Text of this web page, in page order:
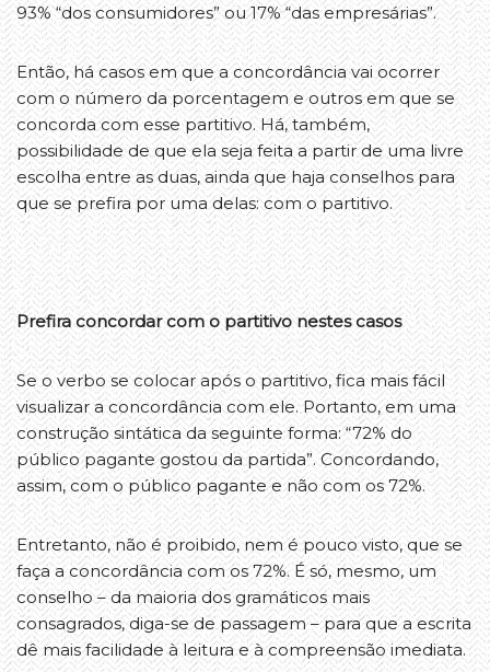
93% “dos consumidores” ou 17% “das empresárias”.
Então, há casos em que a concordância vai ocorrer
com o número da porcentagem e outros em que se
concorda com esse partitivo. Há, também,
possibilidade de que ela seja feita a partir de uma livre
escolha entre as duas, ainda que haja conselhos para
que se prefira por uma delas: com o partitivo.
Prefira concordar com o partitivo nestes casos
Se o verbo se colocar após o partitivo, fica mais fácil
visualizar a concordância com ele. Portanto, em uma
construção sintática da seguinte forma: “72% do
público pagante gostou da partida”. Concordando,
assim, com o público pagante e não com os 72%.
Entretanto, não é proibido, nem é pouco visto, que se
faça a concordância com os 72%. É só, mesmo, um
conselho – da maioria dos gramáticos mais
consagrados, diga-se de passagem – para que a escrita
dê mais facilidade à leitura e à compreensão imediata.